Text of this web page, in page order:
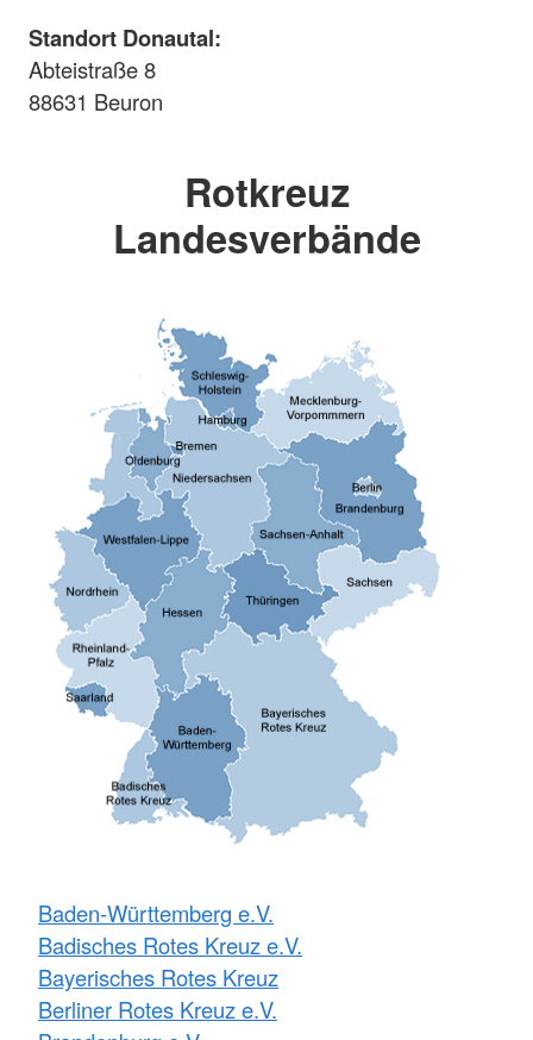
Standort Donautal:
Abteistraße 8
88631 Beuron
Rotkreuz
Landesverbände
Baden-Württemberg e.V.
Badisches Rotes Kreuz e.V.
Bayerisches Rotes Kreuz
Berliner Rotes Kreuz e.V.